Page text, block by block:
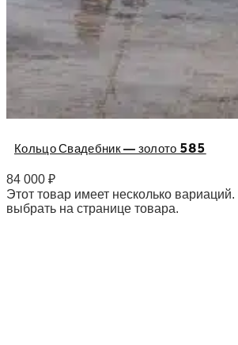
Кольцо Свадебник — золото 585
84 000 ₽
Этот товар имеет несколько
выбрать на странице товара.